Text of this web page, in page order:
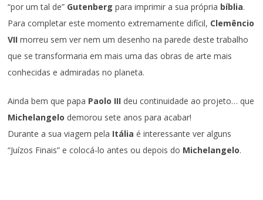
“por um tal de” Gutenberg para imprimir a sua própria bíblia.
Para completar este momento extremamente difícil, Clemêncio
VII morreu sem ver nem um desenho na parede deste trabalho
que se transformaria em mais uma das obras de arte mais
conhecidas e admiradas no planeta.
Ainda bem que papa Paolo III deu continuidade ao projeto… que
Michelangelo demorou sete anos para acabar!
Durante a sua viagem pela Itália é interessante ver alguns
“Juízos Finais” e colocá-lo antes ou depois do Michelangelo.